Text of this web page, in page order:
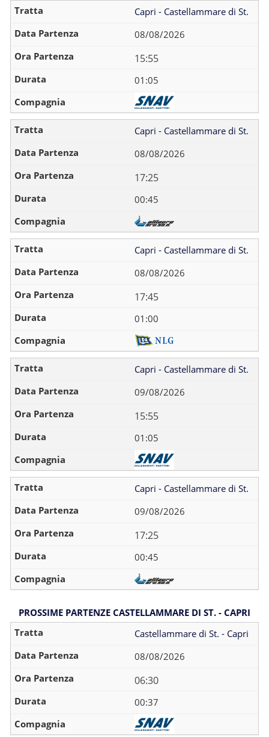
Capri - Castellammare di St.
08/08/2026
15:55
01:05
Capri - Castellammare di St.
08/08/2026
17:25
00:45
Capri - Castellammare di St.
08/08/2026
17:45
01:00
Capri - Castellammare di St.
09/08/2026
15:55
01:05
Capri - Castellammare di St.
09/08/2026
17:25
00:45
PROSSIME PARTENZE CASTELLAMMARE DI ST. - CAPRI
Castellammare di St. - Capri
08/08/2026
06:30
00:37